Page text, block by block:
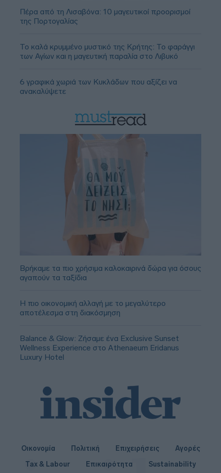
Πέρα από τη Λισαβόνα: 10 μαγευτικοί προορισμοί
της Πορτογαλίας
Το καλά κρυμμένο μυστικό της Κρήτης: Το φαράγγι
των Αγίων και η μαγευτική παραλία στο Λιβυκό
6 γραφικά χωριά των Κυκλάδων που αξίζει να
ανακαλύψετε
Βρήκαμε τα πιο χρήσιμα καλοκαιρινά δώρα για όσους
αγαπούν τα ταξίδια
Η πιο οικονομική αλλαγή με το μεγαλύτερο
αποτέλεσμα στη διακόσμηση
Balance & Glow: Ζήσαμε ένα Exclusive Sunset
Wellness Experience στο Athenaeum Eridanus
Luxury Hotel
Οικονομία Πολιτική Επιχειρήσεις
Αγορές
Tax & Labour
Επικαιρότητα Sustainability